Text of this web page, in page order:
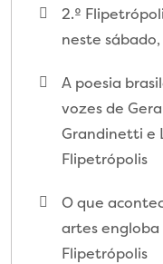
2.º
neste sábado,
A poesia
vozes de
Grandinetti e
Flipetrópolis
O que
artes
Flipetrópolis